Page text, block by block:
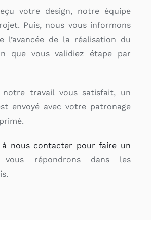
votre design, notre équipe
Puis, nous vous informons
l’avancée de la réalisation du
que vous validiez étape par
travail vous satisfait, un
envoyé avec votre patronage
à nous contacter pour faire un
répondrons dans les